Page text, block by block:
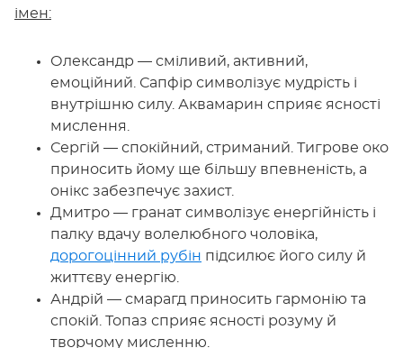
імен:
Олександр — сміливий, активний,
емоційний. Сапфір символізує мудрість і
внутрішню силу. Аквамарин сприяє ясності
мислення.
Сергій — спокійний, стриманий. Тигрове око
приносить йому ще більшу впевненість, а
онікс забезпечує захист.
Дмитро — гранат символізує енергійність і
палку вдачу волелюбного чоловіка,
дорогоцінний рубін підсилює його силу й
життєву енергію.
Андрій — смарагд приносить гармонію та
спокій. Топаз сприяє ясності розуму й
творчому мисленню.